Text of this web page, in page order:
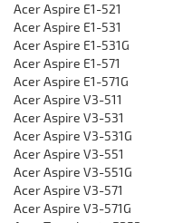
Acer Aspire E1-521
Acer Aspire E1-531
Acer Aspire E1-531G
Acer Aspire E1-571
Acer Aspire E1-571G
Acer Aspire V3-511
Acer Aspire V3-531
Acer Aspire V3-531G
Acer Aspire V3-551
Acer Aspire V3-551G
Acer Aspire V3-571
Acer Aspire V3-571G